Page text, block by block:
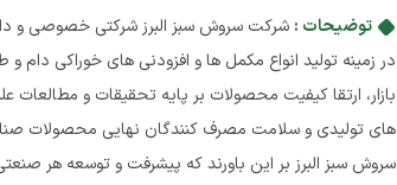
توضیحات :
در زمینه تولید انواع مکمل ها و افزودنی های خوراکی دام
بازار، ارتقا کیفیت محصولات بر پایه تحقیقات و
های تولیدی و سلامت مصرف کنندگان نهایی محصولات
سروش سبز البرز بر این باورند که پیشرفت و توسعه هر